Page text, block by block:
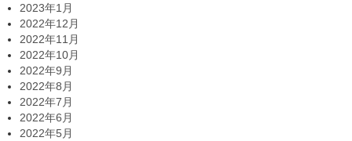
2023年1月
2022年12月
2022年11月
2022年10月
2022年9月
2022年8月
2022年7月
2022年6月
2022年5月